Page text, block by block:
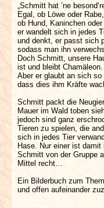
„Schmitt hat ’ne
Egal, ob Löwe oder Rabe,
ob Hund, Kaninchen oder
er wandelt sich in jedes
und denkt, er passt sich
sodass man ihn
Doch Schmitt, unsere
ist und bleibt Chamäleon.
Aber er glaubt an sich so
dass dies ihm Kräfte
Schmitt packt die
Mauer im Wald toben
jedoch sind ganz
Tieren zu spielen, die
sich in jedes Tier
Hase. Nur einer ist
Schmitt von der Gruppe
Mittel recht…
Ein Bilderbuch zum
und offen aufeinander